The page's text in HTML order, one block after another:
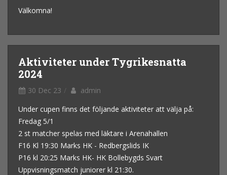
Välkomna!
Aktiviteter under Tygrikesnatta
2024
30 Dec 23
admin
Under cupen finns det följande aktiviteter att välja på:
Fredag 5/1
2 st matcher spelas med läktare i Arenahallen
F16 Kl 19:30 Marks HK - Redbergslids IK
P16 kl 20:25 Marks HK- HK Bollebygds Svart
Uppvisningsmatch juniorer kl 21:30.